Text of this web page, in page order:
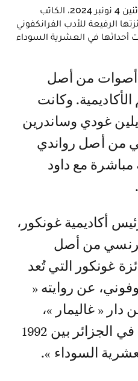
منحت أكاديمية غونكور، اليوم الإثنين 4 نونبر 2024، الكاتب
الرفيعة للأدب الفرانكفوني
أحداثها في العشرية السوداء
وكانت
غودي وساندرين
من أصل رواندي
مع داود
أكاديمية غونكور،
من أصل
غونكور التي تُعد
عن روايته «
« غاليمار »،
وتتناول الحرب الأهلية في الجزائر بين 1992